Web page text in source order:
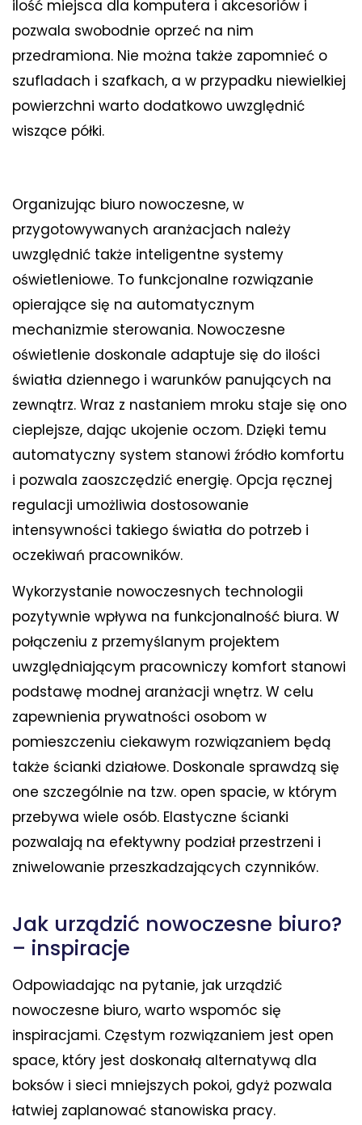
ilość miejsca dla komputera i akcesoriów i
pozwala swobodnie oprzeć na nim
przedramiona. Nie można także zapomnieć o
szufladach i szafkach, a w przypadku niewielkiej
powierzchni warto dodatkowo uwzględnić
wiszące półki.
Organizując biuro nowoczesne, w
przygotowywanych aranżacjach należy
uwzględnić także inteligentne systemy
oświetleniowe. To funkcjonalne rozwiązanie
opierające się na automatycznym
mechanizmie sterowania. Nowoczesne
oświetlenie doskonale adaptuje się do ilości
światła dziennego i warunków panujących na
zewnątrz. Wraz z nastaniem mroku staje się ono
cieplejsze, dając ukojenie oczom. Dzięki temu
automatyczny system stanowi źródło komfortu
i pozwala zaoszczędzić energię. Opcja ręcznej
regulacji umożliwia dostosowanie
intensywności takiego światła do potrzeb i
oczekiwań pracowników.
Wykorzystanie nowoczesnych technologii
pozytywnie wpływa na funkcjonalność biura. W
połączeniu z przemyślanym projektem
uwzględniającym pracowniczy komfort stanowi
podstawę modnej aranżacji wnętrz. W celu
zapewnienia prywatności osobom w
pomieszczeniu ciekawym rozwiązaniem będą
także ścianki działowe. Doskonale sprawdzą się
one szczególnie na tzw. open spacie, w którym
przebywa wiele osób. Elastyczne ścianki
pozwalają na efektywny podział przestrzeni i
zniwelowanie przeszkadzających czynników.
Jak urządzić nowoczesne biuro?
– inspiracje
Odpowiadając na pytanie, jak urządzić
nowoczesne biuro, warto wspomóc się
inspiracjami. Częstym rozwiązaniem jest open
space, który jest doskonałą alternatywą dla
boksów i sieci mniejszych pokoi, gdyż pozwala
łatwiej zaplanować stanowiska pracy.